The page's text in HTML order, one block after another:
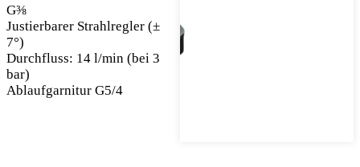
G⅜
Justierbarer Strahlregler (±
7°)
Durchfluss: 14 l/min (bei 3
bar)
Ablaufgarnitur G5/4